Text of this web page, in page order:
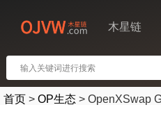
木星链
首页 > OP生态 > OpenXSwap